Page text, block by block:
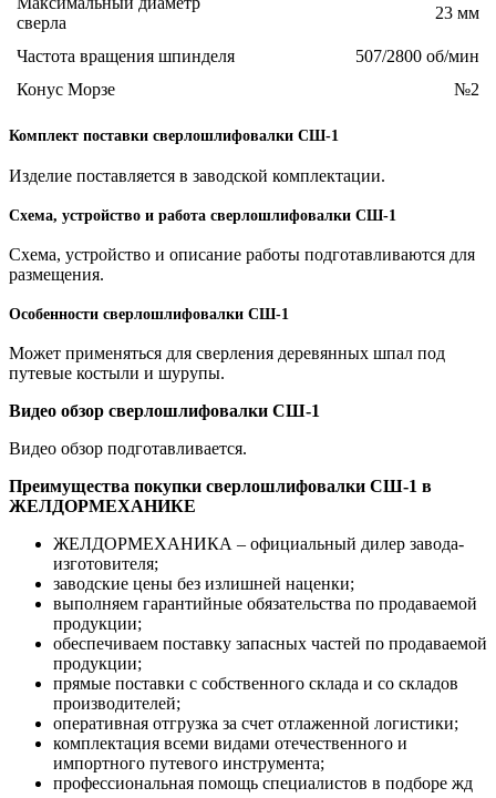
сверла
23 мм
Частота вращения шпинделя
507/2800 об/мин
Конус Морзе
№2
Комплект поставки сверлошлифовалки СШ-1
Изделие поставляется в заводской комплектации.
Схема, устройство и работа сверлошлифовалки СШ-1
Схема, устройство и описание работы подготавливаются для
размещения.
Особенности сверлошлифовалки СШ-1
Может применяться для сверления деревянных шпал под
путевые костыли и шурупы.
Видео обзор сверлошлифовалки СШ-1
Видео обзор подготавливается.
Преимущества покупки сверлошлифовалки СШ-1 в
ЖЕЛДОРМЕХАНИКЕ
ЖЕЛДОРМЕХАНИКА – официальный дилер завода-
изготовителя;
заводские цены без излишней наценки;
выполняем гарантийные обязательства по продаваемой
продукции;
обеспечиваем поставку запасных частей по продаваемой
продукции;
прямые поставки с собственного склада и со складов
производителей;
оперативная отгрузка за счет отлаженной логистики;
комплектация всеми видами отечественного и
импортного путевого инструмента;
профессиональная помощь специалистов в подборе жд